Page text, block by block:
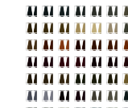
1/00 Negro
3/00 Castaño
4/005/006/00
7/
6/3 Rubio oscuro
7/3 Rubio
8/3 Rubio
9/310/3
7/34 Rubio
6/43 Rubio
8/43 Rubio
5/46/47/
5/6 Castaño
6/6 Rubio
7/6 Rubio
7/664/55/
5/7 castaño claro
6/7 Rubio
7/7 Rubio
5/716/71
7/
8/2 Rubio claro
9/2 Rubio
4/226/228/27